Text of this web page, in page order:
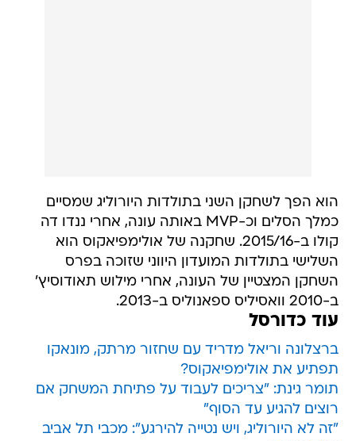
הוא הפך לשחקן השני בתולדות היורוליג שמסיים
כמלך הסלים וכ-MVP באותה עונה, אחרי ננדו דה
קולו ב-2015/16. שחקנה של אולימפיאקוס הוא
השלישי בתולדות המועדון היווני שזוכה בפרס
השחקן המצטיין של העונה, אחרי מילוש תאודוסיץ'
ב-2010 וואסיליס ספאנוליס ב-2013.
עוד כדורסל
ברצלונה וריאל מדריד עם שחזור מרתק, מונאקו
תפתיע את אולימפיאקוס?
תומר גינת: "צריכים לעבוד על פתיחת המשחק אם
רוצים להגיע עד הסוף"
"זה לא היורוליג, ויש נטייה להירגע": מכבי תל אביב